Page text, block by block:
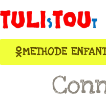
METHODE